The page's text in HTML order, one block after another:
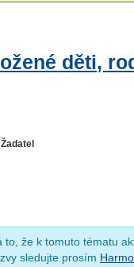
děti,
že k tomuto tématu
sledujte prosím